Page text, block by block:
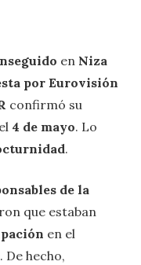
en Niza
por Eurovisión
confirmó su
el 4 de mayo. Lo
.
de la
que estaban
en el
. De hecho,